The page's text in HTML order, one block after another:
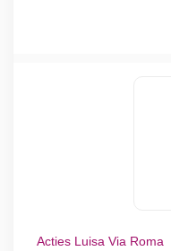
Acties Luisa Via Roma